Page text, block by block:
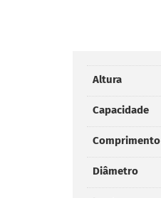
Altura
Capacidade
Comprimento
Diâmetro